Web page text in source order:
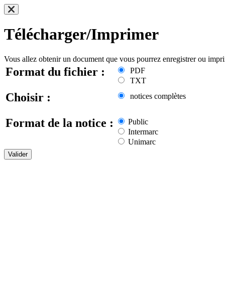
Télécharger/Imprimer
Vous allez obtenir un document que vous pourrez enregistrer ou
Format du fichier :
PDF
TXT
Choisir : notices complètes
Format de la notice :
Public
Intermarc
Unimarc